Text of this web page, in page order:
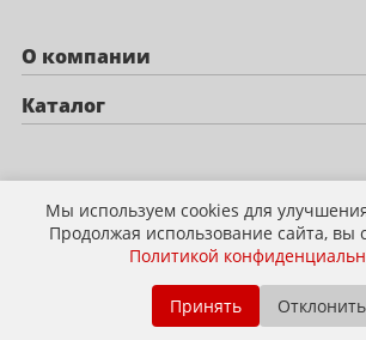
Мы используем cookies для
Продолжая использование сайта, вы
Политикой
Принять Отклонить
О компании
Каталог
Политика
© 2009-2026 mototandem.ru
Вся информация справочная и не является